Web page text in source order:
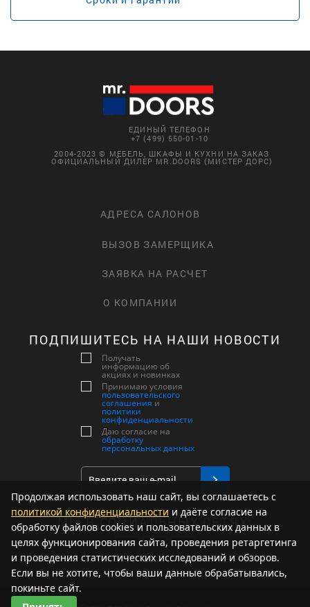
ЕДИНЫЙ ТЕЛЕФОН
+7 (499) 550-01-10
2004-2023 © МЕБЕЛЬ, ШКАФЫ И КУХНИ НА ЗАКАЗ
ОФИЦИАЛЬНЫЙ ДИЛЕР MR.DOORS (МИСТЕР ДОРС)
АДРЕСА САЛОНОВ
ВЫЗОВ ЗАМЕРЩИКА
ЗАЯВКА НА РАСЧЕТ
О КОМПАНИИ
ПОДПИШИТЕСЬ НА НАШИ НОВОСТИ
Получать
информацию об
акциях и новинках
Принимаю условия
пользовательского
соглашения и
политики
конфиденциальности
Даю согласие на
обработку
персональных данных
МЫ В СОЦИАЛЬНЫХ СЕТЯХ:
Продолжая использовать наш сайт, вы соглашаетесь с
политикой конфиденциальности и даёте согласие на
обработку файлов cookies и пользовательских данных в
целях функционирования сайта, проведения ретаргетинга
и проведения статистических исследований и обзоров.
Если вы не хотите, чтобы ваши данные обрабатывались,
покиньте сайт.